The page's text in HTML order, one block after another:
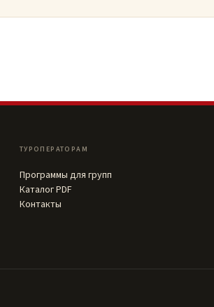
ТУРОПЕРАТОРАМ
Программы для групп
Каталог PDF
Контакты